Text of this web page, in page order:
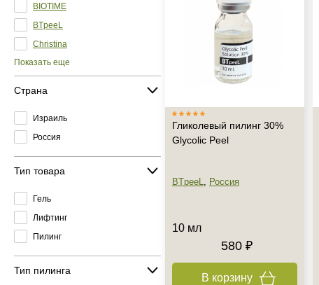
BIOTIME
BTpeeL
Christina
Показать еще
Страна
Израиль
Россия
Тип товара
Гель
Лифтинг
Пилинг
Тип пилинга
Гликолевый пилинг 30%
Glycolic Peel
BTpeeL, Россия
10 мл
580 ₽
В корзину